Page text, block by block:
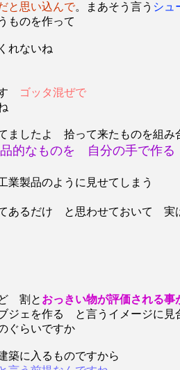
と思い込んで。まあそう言う シュ
ものを作って
れないね
す
ゴッタ混ぜで
ね
ましたよ 拾って来たものを組み
品的なものを 自分の手で作
業製品のように見せてしまう
あるだけ と思わせておいて 実
割と おっきい物が評価される事
ジェを作る と言うイメージに見
ぐらいですか
築に入るものですから